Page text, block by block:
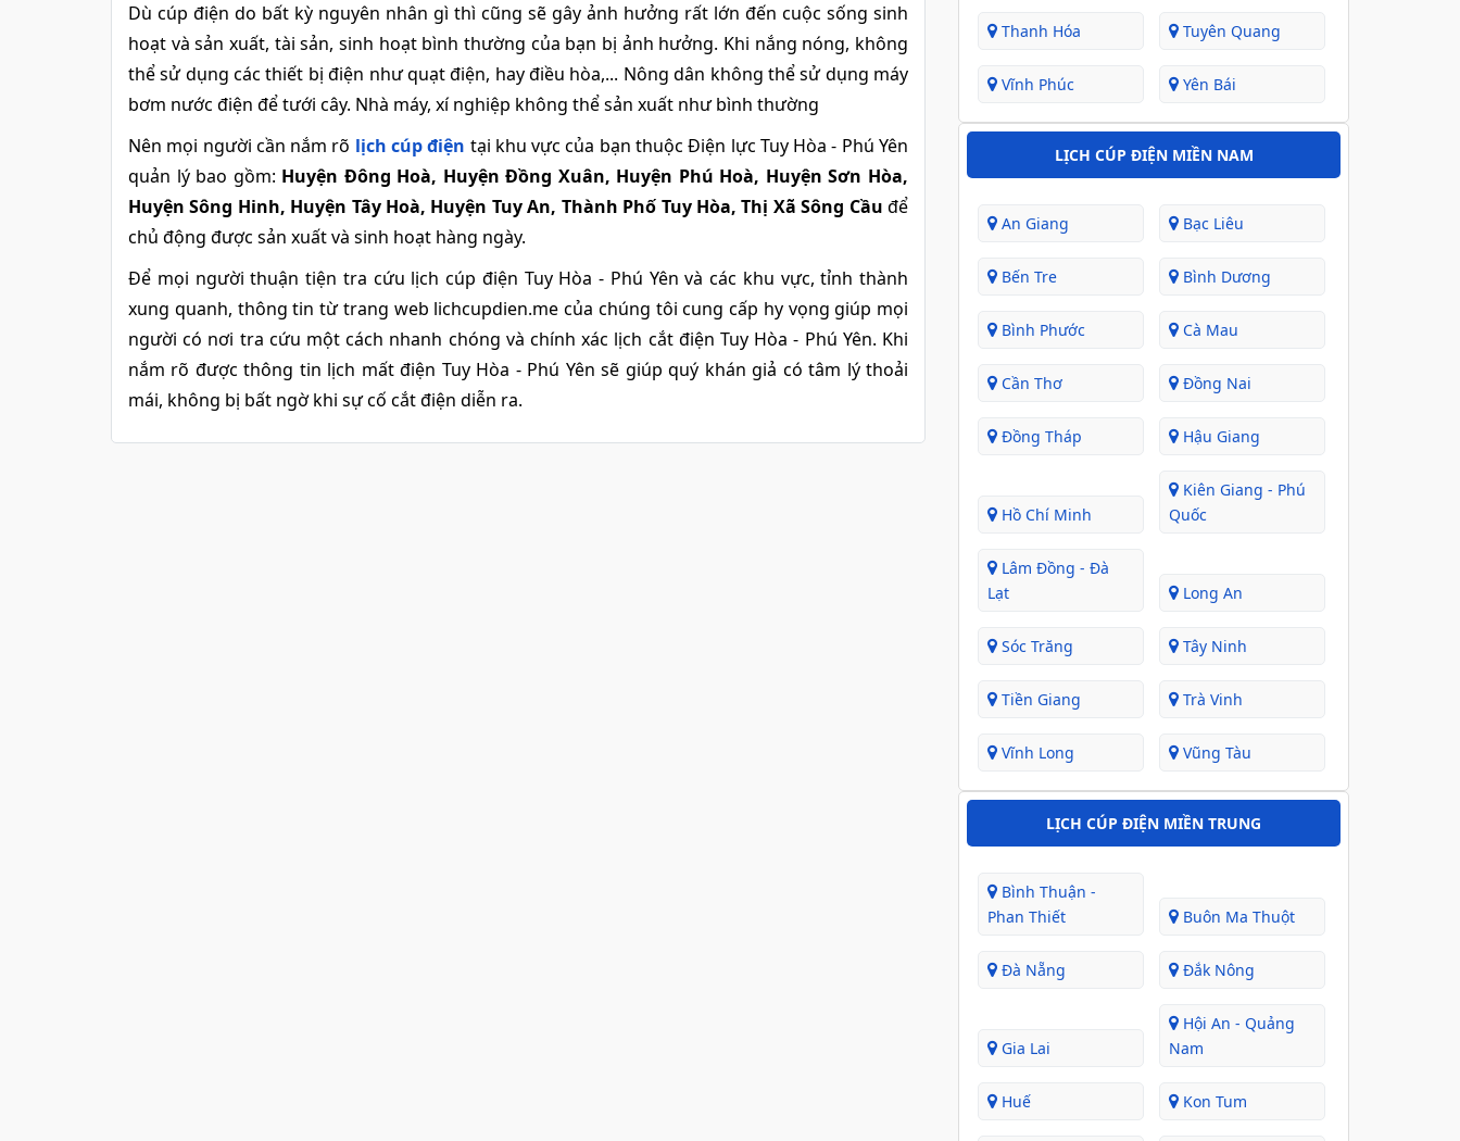
Dù cúp điện do bất kỳ nguyên nhân gì thì cũng sẽ gây ảnh hưởng rất lớn đến cuộc sống sinh
hoạt và sản xuất, tài sản, sinh hoạt bình thường của bạn bị ảnh hưởng. Khi nắng nóng, không
thể sử dụng các thiết bị điện như quạt điện, hay điều hòa,... Nông dân không thể sử dụng máy
bơm nước điện để tưới cây. Nhà máy, xí nghiệp không thể sản xuất như bình thường
Nên mọi người cần nắm rõ lịch cúp điện tại khu vực của bạn thuộc Điện lực Tuy Hòa - Phú Yên
quản lý bao gồm: Huyện Đông Hoà, Huyện Đồng Xuân, Huyện Phú Hoà, Huyện Sơn Hòa,
Huyện Sông Hinh, Huyện Tây Hoà, Huyện Tuy An, Thành Phố Tuy Hòa, Thị Xã Sông Cầu để
chủ động được sản xuất và sinh hoạt hàng ngày.
Để mọi người thuận tiện tra cứu lịch cúp điện Tuy Hòa - Phú Yên và các khu vực, tỉnh thành
xung quanh, thông tin từ trang web lichcupdien.me của chúng tôi cung cấp hy vọng giúp mọi
người có nơi tra cứu một cách nhanh chóng và chính xác lịch cắt điện Tuy Hòa - Phú Yên. Khi
nắm rõ được thông tin lịch mất điện Tuy Hòa - Phú Yên sẽ giúp quý khán giả có tâm lý thoải
mái, không bị bất ngờ khi sự cố cắt điện diễn ra.
Thanh Hóa Tuyên Quang
Vĩnh Phúc Yên Bái
LỊCH CÚP ĐIỆN MIỀN NAM
An Giang Bạc Liêu
Bến Tre Bình Dương
Bình Phước Cà Mau
Cần Thơ Đồng Nai
Đồng Tháp Hậu Giang
Hồ Chí Minh
Kiên Giang - Phú
Quốc
Lâm Đồng - Đà
Lạt
Long An
Sóc Trăng Tây Ninh
Tiền Giang Trà Vinh
Vĩnh Long Vũng Tàu
LỊCH CÚP ĐIỆN MIỀN TRUNG
Bình Thuận -
Phan Thiết
Buôn Ma Thuột
Đà Nẵng Đắk Nông
Gia Lai
Hội An - Quảng
Nam
Huế Kon Tum